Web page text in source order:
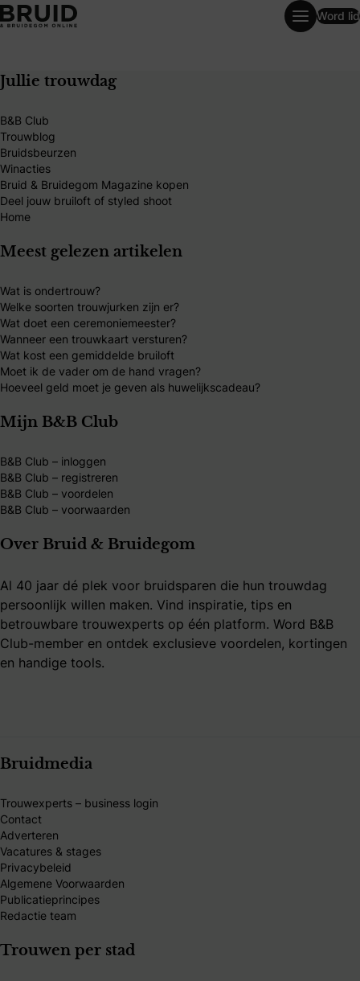
Trouwtrends voor zomer 2022: Dressual silhouetten in
Word lid
Jullie trouwdag
B&B Club
Trouwblog
Bruidsbeurzen
Winacties
Bruid & Bruidegom Magazine kopen
Deel jouw bruiloft of styled shoot
Home
Meest gelezen artikelen
Wat is ondertrouw?
Welke soorten trouwjurken zijn er?
Wat doet een ceremoniemeester?
Wanneer een trouwkaart versturen?
Wat kost een gemiddelde bruiloft
Moet ik de vader om de hand vragen?
Hoeveel geld moet je geven als huwelijkscadeau?
Mijn B&B Club
B&B Club – inloggen
B&B Club – registreren
B&B Club – voordelen
B&B Club – voorwaarden
Over Bruid & Bruidegom
Al 40 jaar dé plek voor bruidsparen die hun trouwdag
persoonlijk willen maken. Vind inspiratie, tips en
betrouwbare trouwexperts op één platform. Word B&B
Club-member en ontdek exclusieve voordelen, kortingen
en handige tools.
Bruidmedia
Trouwexperts – business login
Contact
Adverteren
Vacatures & stages
Privacybeleid
Algemene Voorwaarden
Publicatieprincipes
Redactie team
Trouwen per stad